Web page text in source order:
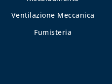
Ventilazione Meccanica
Fumisteria